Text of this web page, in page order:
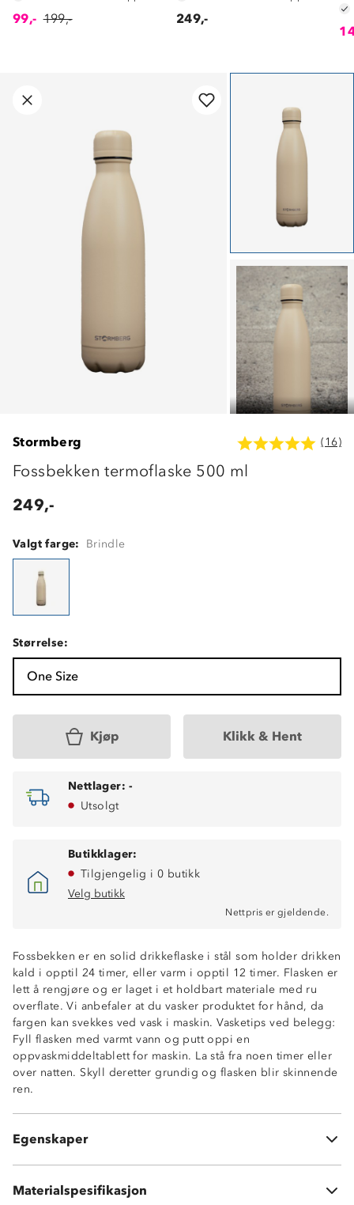
99,- 199,- 249,-
Stormberg (16)
Fossbekken termoflaske 500 ml
249,-
Valgt farge: Brindle
Størrelse:
One Size
Kjøp Klikk & Hent
Nettlager: -
Utsolgt
Butikklager:
Tilgjengelig i 0 butikk
Velg butikk
Nettpris er gjeldende.
Fossbekken er en solid drikkeflaske i stål som holder drikken
kald i opptil 24 timer, eller varm i opptil 12 timer. Flasken er
lett å rengjøre og er laget i et holdbart materiale med ru
overflate. Vi anbefaler at du vasker produktet for hånd, da
fargen kan svekkes ved vask i maskin. Vasketips ved belegg:
Fyll flasken med varmt vann og putt oppi en
oppvaskmiddeltablett for maskin. La stå fra noen timer eller
over natten. Skyll deretter grundig og flasken blir skinnende
ren.
Egenskaper
time): 77 varmegrader
Materialspesifikasjon
Rustfritt stål